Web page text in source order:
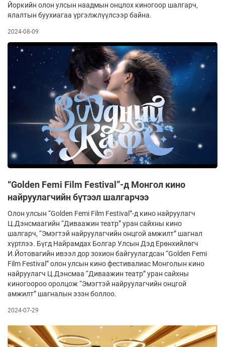
Йоркийн олон улсын наадмын онцлох киногоор шалгарч,
ялалтын буухиагаа үргэлжлүүлсээр байна.
2024-08-09
“Golden Femi Film Festival”-д Монгол кино
найруулагчийн бүтээл шалгарчээ
Олон улсын “Golden Femi Film Festival”-д кино найруулагч
Ц.Дэнсмаагийн “Диваажин театр” уран сайхны кино
шалгарч, “Эмэгтэй найруулагчийн онцгой амжилт” шагнал
хүртлээ. Бүгд Найрамдах Болгар Улсын Дэд Ерөнхийлөгч
И.Йотовагийн ивээл дор зохион байгуулагдсан “Golden Femi
Film Festival” олон улсын кино фестивалиас Монголын кино
найруулагч Ц.Дэнсмаа “Диваажин театр” уран сайхны
киногоороо оролцож “Эмэгтэй найруулагчийн онцгой
амжилт” шагналын эзэн боллоо.
2024-07-29